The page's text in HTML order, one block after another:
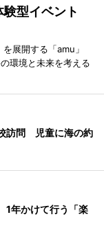
験型イベント
展開する「amu」
環境と未来を考える
訪問 児童に海の約
年かけて行う「楽